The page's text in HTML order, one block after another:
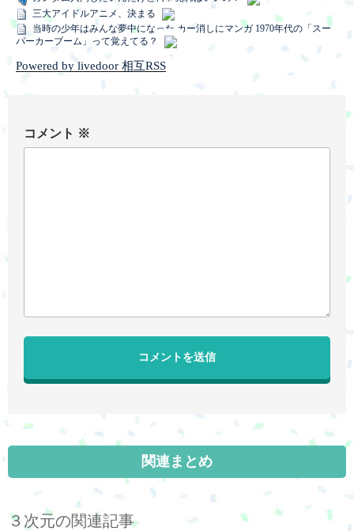
三大アイドルアニメ、決まる
当時の少年はみんな夢中になった カー消しにマンガ 1970年代の「スー
パーカーブーム」って覚えてる？
Powered by livedoor 相互RSS
コメント ※
関連まとめ
３次元の関連記事